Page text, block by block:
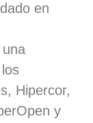
en
Hipercor,
y